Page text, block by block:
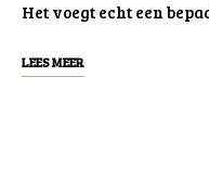
Het voegt echt een
LEES MEER